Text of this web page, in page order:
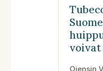
Ojensin